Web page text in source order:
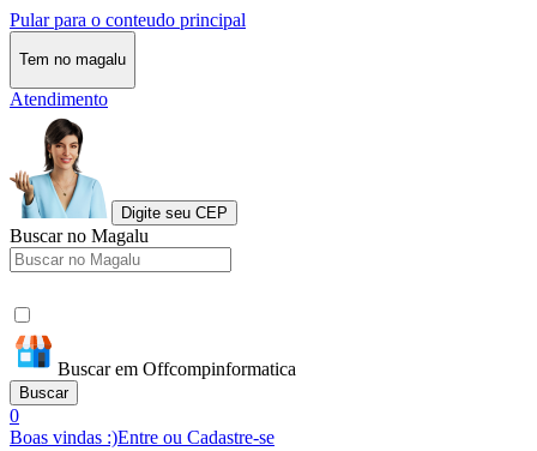
Pular para o conteudo principal
Tem no magalu
Atendimento
Digite seu CEP
Buscar no Magalu
Buscar em Offcompinformatica
Buscar
0
Boas vindas :)Entre ou Cadastre-se